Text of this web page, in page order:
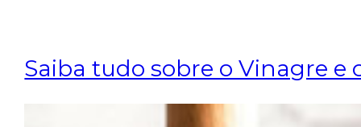
Saiba tudo sobre o Vinagre